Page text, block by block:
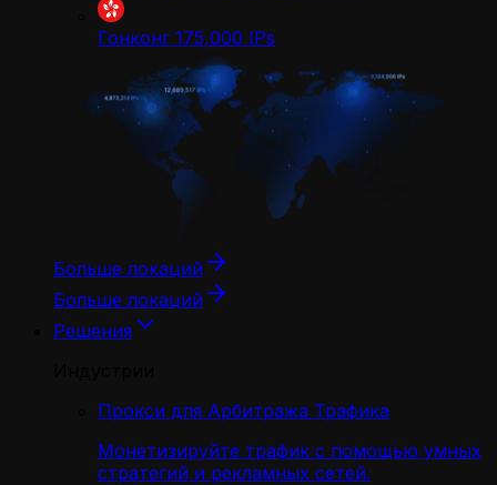
Гонконг 175,000 IPs
Больше локаций
Больше локаций
Решения
Прокси для Арбитража Трафика
Монетизируйте трафик с помощью умных
стратегий и рекламных сетей.